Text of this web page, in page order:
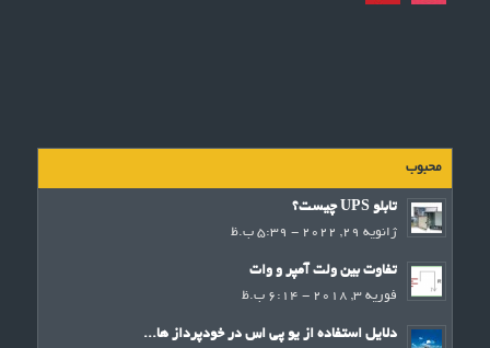
محبوب
تابلو UPS چیست؟
ژانویه 29, 2022 - 5:39 ب.ظ
تفاوت بین ولت آمپر و وات
فوریه 3, 2018 - 6:14 ب.ظ
دلایل استفاده از یو پی اس در خودپرداز ها...